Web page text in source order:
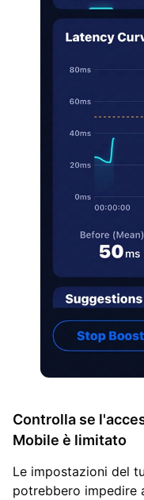
Controlla se
Mobile è limitato
Le impostazioni del
potrebbero impedire